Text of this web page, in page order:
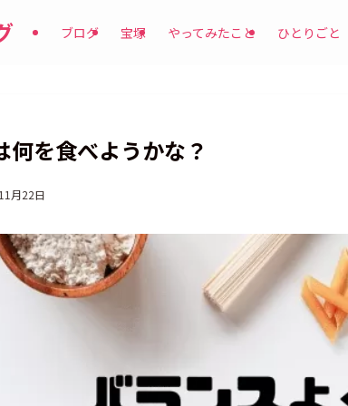
ブログ 宝塚 やってみたこと ひとりごと
何を食べようかな？
月22日